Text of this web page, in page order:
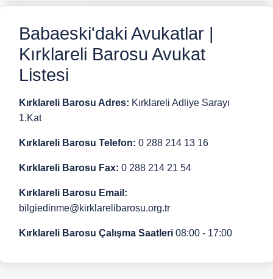
Babaeski'daki Avukatlar |
Kırklareli Barosu Avukat
Listesi
Kırklareli Barosu Adres: Kırklareli Adliye Sarayı
1.Kat
Kırklareli Barosu Telefon: 0 288 214 13 16
Kırklareli Barosu Fax: 0 288 214 21 54
Kırklareli Barosu Email:
bilgiedinme@kirklarelibarosu.org.tr
Kırklareli Barosu Çalışma Saatleri 08:00 - 17:00